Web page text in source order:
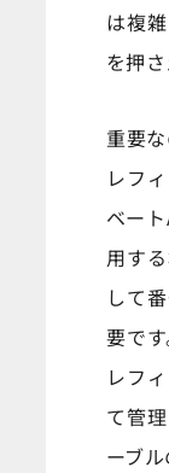
は複
を押
重要
レフ
ベー
用す
して
要で
レフ
て管
ーブ